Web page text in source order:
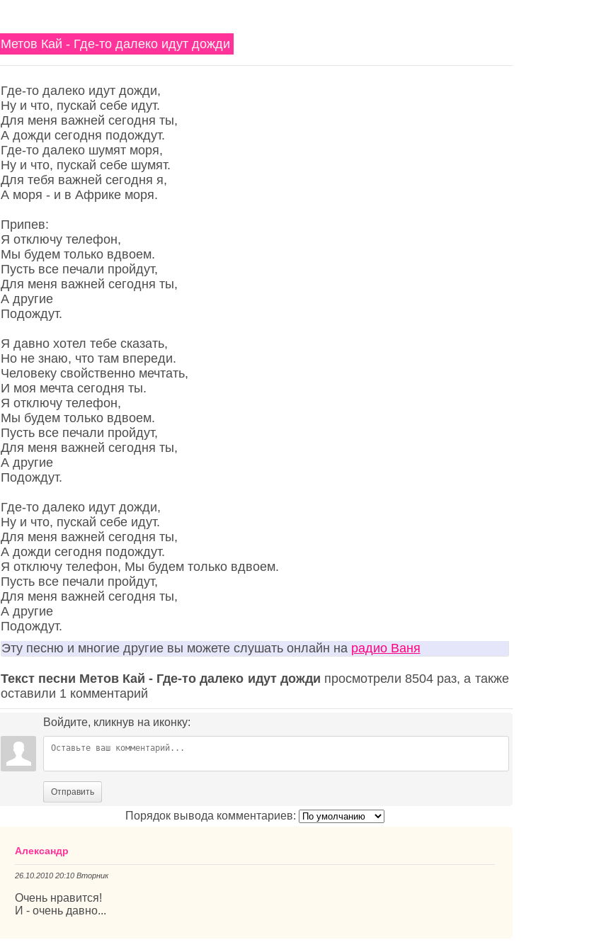
Метов Кай - Где-то далеко идут дожди
Где-то далеко идут дожди,
Ну и что, пускай себе идут.
Для меня важней сегодня ты,
А дожди сегодня подождут.
Где-то далеко шумят моря,
Ну и что, пускай себе шумят.
Для тебя важней сегодня я,
А моря - и в Африке моря.
Припев:
Я отключу телефон,
Мы будем только вдвоем.
Пусть все печали пройдут,
Для меня важней сегодня ты,
А другие
Подождут.
Я давно хотел тебе сказать,
Но не знаю, что там впереди.
Человеку свойственно мечтать,
И моя мечта сегодня ты.
Я отключу телефон,
Мы будем только вдвоем.
Пусть все печали пройдут,
Для меня важней сегодня ты,
А другие
Подождут.
Где-то далеко идут дожди,
Ну и что, пускай себе идут.
Для меня важней сегодня ты,
А дожди сегодня подождут.
Я отключу телефон, Мы будем только вдвоем.
Пусть все печали пройдут,
Для меня важней сегодня ты,
А другие
Подождут.
Эту песню и многие другие вы можете слушать онлайн на радио Ваня
Текст песни Метов Кай - Где-то далеко идут дожди просмотрели 8504 раз, а также
оставили 1 комментарий
Войдите, кликнув на иконку:
Отправить
Порядок вывода комментариев:
Александр
26.10.2010 20:10 Вторник
Очень нравится!
И - очень давно...